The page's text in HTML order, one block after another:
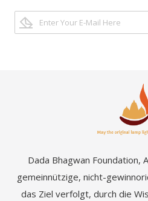
Dada Bhagwan Foundation,
gemeinnützige, nicht-
das Ziel verfolgt, durch die